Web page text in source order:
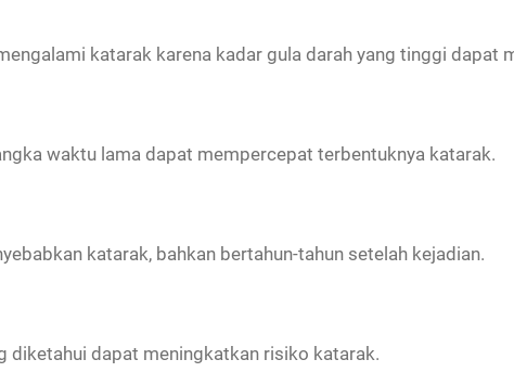
katarak karena kadar gula darah yang tinggi dapat
waktu lama dapat mempercepat terbentuknya katarak.
katarak, bahkan bertahun-tahun setelah kejadian.
diketahui dapat meningkatkan risiko katarak.